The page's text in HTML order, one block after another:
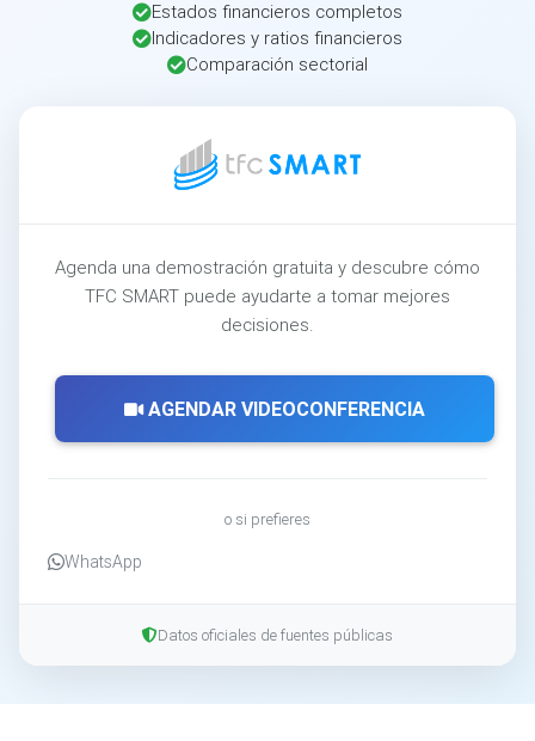
Estados financieros completos
Indicadores y ratios financieros
Comparación sectorial
Agenda una demostración gratuita y descubre cómo
TFC SMART puede ayudarte a tomar mejores
decisiones.
AGENDAR VIDEOCONFERENCIA
o si prefieres
WhatsApp
Datos oficiales de fuentes públicas